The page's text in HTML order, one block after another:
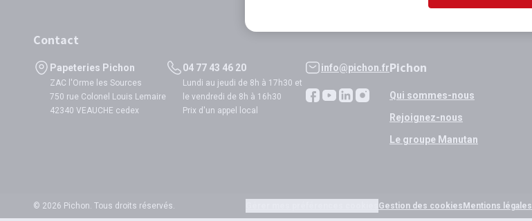
Contact
Papeteries Pichon
ZAC l'Orme les Sources
750 rue Colonel Louis Lemaire
42340 VEAUCHE cedex
04 77 43 46 20
Lundi au jeudi de 8h à 17h30 et
le vendredi de 8h à 16h30
Prix d'un appel local
info@pichon.frPichon
Qui sommes-nous
Rejoignez-nous
Le groupe Manutan
© 2026 Pichon. Tous droits réservés. Gestion des cookies Mentions légales